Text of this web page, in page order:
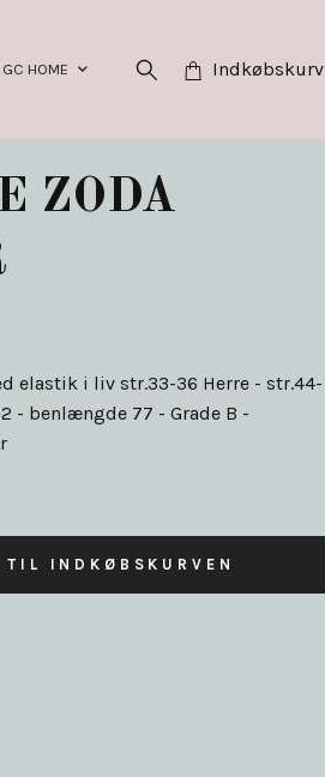
GC HOME Indkøbskurv
ZODA
elastik i liv str.33-36 Herre - str.44-
- benlængde 77 - Grade B -
INDKØBSKURVEN